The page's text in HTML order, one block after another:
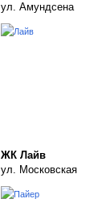
ул. Амундсена
ЖК Лайв
ул. Московская